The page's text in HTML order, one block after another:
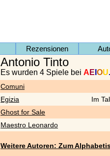
Rezensionen
Antonio Tinto
Es wurden 4 Spiele bei A E OU.
Comuni
Egizia
Im
Ghost for Sale
Maestro Leonardo
Weitere Autoren: Zum